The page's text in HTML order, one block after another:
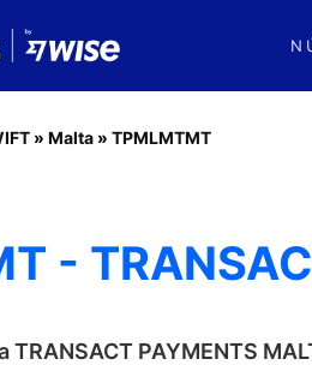
» Malta » TPMLMTMT
-
PAYMENTS